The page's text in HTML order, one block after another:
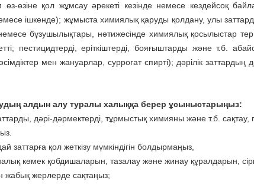
өз-өзіне қол жұмсау әрекеті кезінде немесе кездейсоқ
ішкенде); жұмыста химиялық қаруды қолдану, улы
бұзушылықтары, нәтижесінде химиялық қосылыстар
пестицидтерді, еріткіштерді, бояғыштарды және т.б.
мен жануарлар, суррогат спирті); дәрілік
алдын алу туралы халыққа берер ұсыныстарыңыз:
дәрі-дәрмектерді, тұрмыстық химияны және т.б.
заттарға қол жеткізу мүмкіндігін болдырмаңыз,
көмек қобдишаларын, тазалау және жинау құралдарын,
жабық жерлерде сақтаңыз;